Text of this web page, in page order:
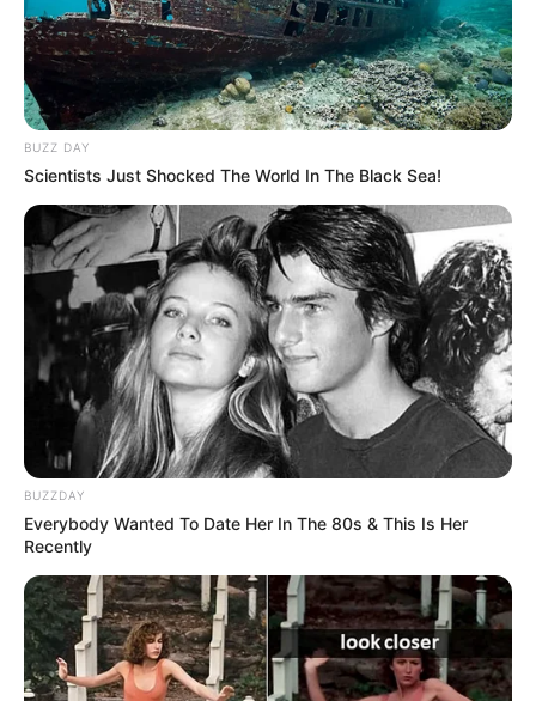
BUZZ DAY
Scientists Just Shocked The World In The Black Sea!
BUZZDAY
Everybody Wanted To Date Her In The 80s & This Is Her
Recently